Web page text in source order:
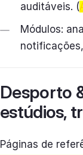
auditáveis. (
Módulos:
Desporto
estúdios,
Páginas de